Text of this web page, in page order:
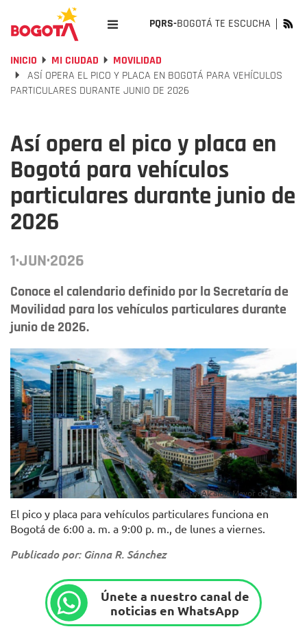
PQRS-BOGOTÁ TE ESCUCHA
INICIO MI CIUDAD
MOVILIDAD
ASÍ OPERA EL PICO Y PLACA EN BOGOTÁ PARA VEHÍCULOS
PARTICULARES DURANTE JUNIO DE 2026
Así opera el pico y placa en
Bogotá para vehículos
particulares durante junio de
2026
1·JUN·2026
Conoce el calendario definido por la Secretaría de
Movilidad para los vehículos particulares durante
junio de 2026.
Foto: Alcaldía Mayor de Bogotá
El pico y placa para vehículos particulares funciona en
Bogotá de 6:00 a. m. a 9:00 p. m., de lunes a viernes.
Publicado por: Ginna R. Sánchez
Únete a nuestro canal de
noticias en WhatsApp